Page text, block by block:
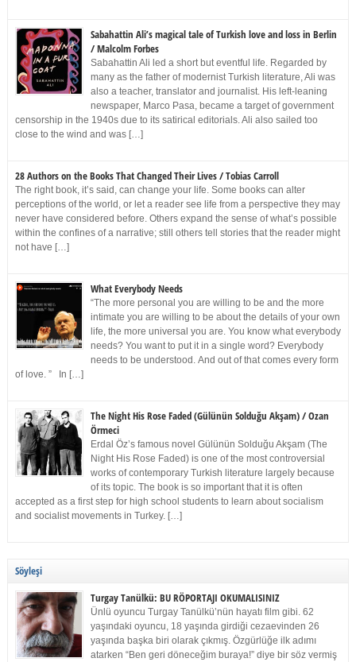
Sabahattin Ali’s magical tale of Turkish love and loss in Berlin
/ Malcolm Forbes
Sabahattin Ali led a short but eventful life. Regarded by
many as the father of modernist Turkish literature, Ali was
also a teacher, translator and journalist. His left-leaning
newspaper, Marco Pasa, became a target of government
censorship in the 1940s due to its satirical editorials. Ali also sailed too
close to the wind and was […]
28 Authors on the Books That Changed Their Lives / Tobias Carroll
The right book, it’s said, can change your life. Some books can alter
perceptions of the world, or let a reader see life from a perspective they may
never have considered before. Others expand the sense of what’s possible
within the confines of a narrative; still others tell stories that the reader might
not have […]
What Everybody Needs
“The more personal you are willing to be and the more
intimate you are willing to be about the details of your own
life, the more universal you are. You know what everybody
needs? You want to put it in a single word? Everybody
needs to be understood. And out of that comes every form
of love. ” In […]
The Night His Rose Faded (Gülünün Solduğu Akşam) / Ozan
Örmeci
Erdal Öz’s famous novel Gülünün Solduğu Akşam (The
Night His Rose Faded) is one of the most controversial
works of contemporary Turkish literature largely because
of its topic. The book is so important that it is often
accepted as a first step for high school students to learn about socialism
and socialist movements in Turkey. […]
Söyleşi
Turgay Tanülkü: BU RÖPORTAJI OKUMALISINIZ
Ünlü oyuncu Turgay Tanülkü’nün hayatı film gibi. 62
yaşındaki oyuncu, 18 yaşında girdiği cezaevinden 26
yaşında başka biri olarak çıkmış. Özgürlüğe ilk adımı
atarken “Ben geri döneceğim buraya!” diye bir söz vermiş